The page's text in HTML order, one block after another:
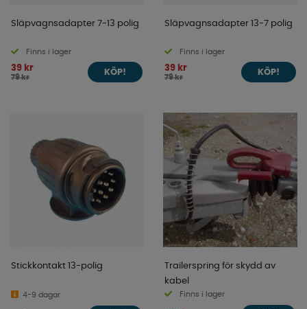
Släpvagnsadapter 7-13 polig
Finns i lager
39 kr
79 kr
KÖP!
Släpvagnsadapter 13-7 polig
Finns i lager
39 kr
79 kr
KÖP!
Stickkontakt 13-polig
4-9 dagar
Trailerspring för skydd av
kabel
Finns i lager